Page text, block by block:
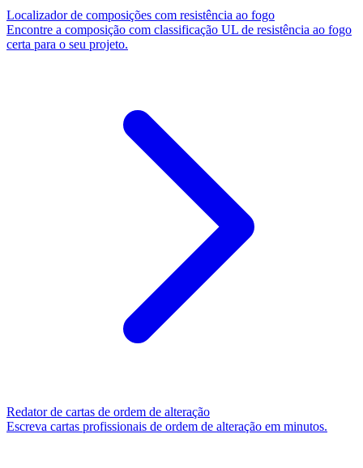
Localizador de composições com resistência ao fogo
Encontre a composição com classificação UL de resistência ao fogo
certa para o seu projeto.
Redator de cartas de ordem de alteração
Escreva cartas profissionais de ordem de alteração em minutos.